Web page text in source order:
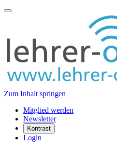
Zum Inhalt springen
Mitglied werden
Newsletter
Kontrast
Login